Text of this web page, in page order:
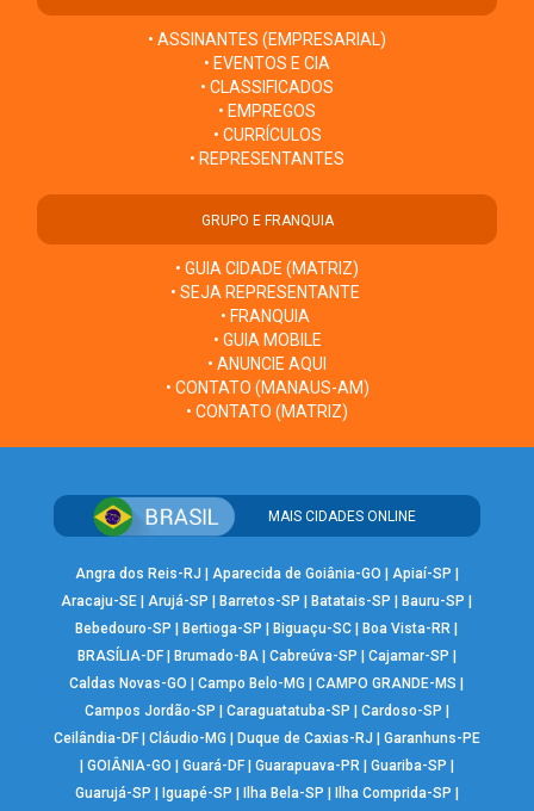
• ASSINANTES (EMPRESARIAL)
• EVENTOS E CIA
• CLASSIFICADOS
• EMPREGOS
• CURRÍCULOS
• REPRESENTANTES
GRUPO E FRANQUIA
• GUIA CIDADE (MATRIZ)
• SEJA REPRESENTANTE
• FRANQUIA
• GUIA MOBILE
• ANUNCIE AQUI
• CONTATO (MANAUS-AM)
• CONTATO (MATRIZ)
MAIS CIDADES ONLINE
Angra dos Reis-RJ Aparecida de Goiânia-GO Apiaí-SP
Aracaju-SE |Arujá-SP Barretos-SP Batatais-SP Bauru-SP
Bebedouro-SP
Bertioga-SP Biguaçu-SC Boa Vista-RR
BRASÍLIA-DF| Brumado-BA| Cabreúva-SP Cajamar-SP
Caldas Novas-GO
|Campo Belo-MG |CAMPO GRANDE-MS
Campos Jordão-SP
Caraguatatuba-SP Cardoso-SP
Ceilândia-DF| Cláudio-MG Duque de Caxias-RJ
Garanhuns-PE
GOIÂNIA-GO Guará-DF| Guarapuava-PR| Guariba-SP
Guarujá-SP
Iguapé-SP Ilha Bela-SP Ilha Comprida-SP